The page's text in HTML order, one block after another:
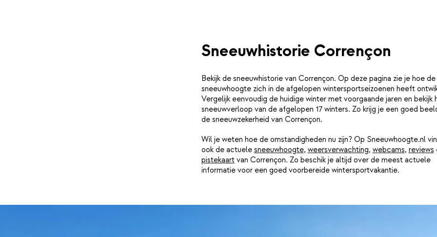
Sneeuwhistorie Corrençon
Bekijk de sneeuwhistorie van Corrençon. Op deze pagina zie je hoe de
sneeuwhoogte zich in de afgelopen wintersportseizoenen heeft
Vergelijk eenvoudig de huidige winter met voorgaande jaren en bekijk
sneeuwverloop van de afgelopen 17 winters. Zo krijg je een goed
de sneeuwzekerheid van Corrençon.
Wil je weten hoe de omstandigheden nu zijn? Op Sneeuwhoogte.nl
ook de actuele sneeuwhoogte, weersverwachting, webcams, reviews
pistekaartvan Corrençon. Zo beschik je altijd over de meest actuele
informatie voor een goed voorbereide wintersportvakantie.